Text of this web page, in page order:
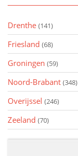
Drenthe (141)
Friesland (68)
Groningen (59)
Noord-Brabant (348)
Overijssel (246)
Zeeland (70)